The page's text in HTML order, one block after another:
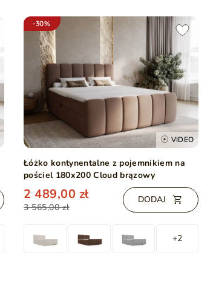
-30%
VIDEO
Łóżko kontynentalne z pojemnikiem na
pościel 180x200 Cloud brązowy
3 565,00 zł
2 489,00 zł DODAJ
+2